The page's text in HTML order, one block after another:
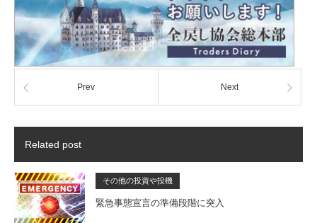
Prev Next
Related post
その他の投資や投機
緊急事態宣言の準備段階に突入